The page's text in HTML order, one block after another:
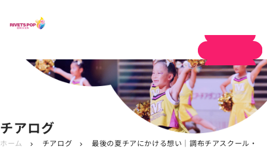
チアログ
ホーム chevron_right チアログ chevron_right
最後の夏チアにかける想い｜調布チアスクール・